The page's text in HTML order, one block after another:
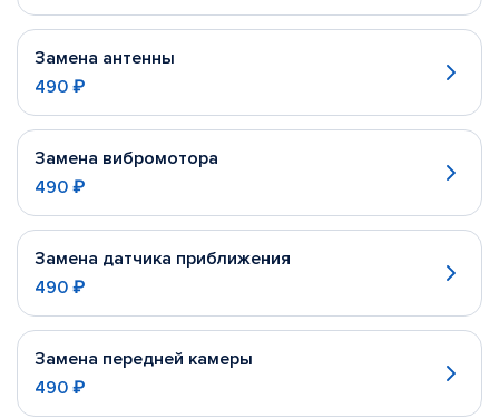
Замена антенны
490 ₽
Замена вибромотора
490 ₽
Замена датчика приближения
490 ₽
Замена передней камеры
490 ₽